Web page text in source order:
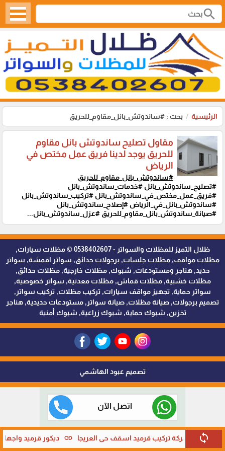
اتصل الآن
search
الرئيسية بحث : #ساندوتش_بانل_مقاوم_للحريق
sync
link شركة تركيب قرميد اسقف حي العريجا link ديكور قرميد
مقاول تصليح ساندوتش بانل مقاوم
للحريق يوجد لدينا فريق عمل مختص في
الرياض
#ساندوتش_بانل_مقاوم_للحريق
#تصليح_ساندوتش_بانل #خدمات_ساندوتش_بانل
#فريق_عمل_مختص_في_ساندوتش_بانل #تركيب_ساندوتش_بانل
#ساندوتش_بانل_في_الرياض #إصلاح_ساندوتش_بانل
#صيانة_ساندوتش_بانل_مقاوم_للحريق #عزل_ساندوتش_بانل...
ظلال التميز للمظلات والسواتر - 0538402607 © مظلات سيارات,
مظلات مواقف, مظلات جلسات, برجولات حدائق, سواتر اقمشة, سواتر
حديد, هناجر ومستودعات, شبوك, مظلات خارجية, مظلات حدائق,
مظلات خشبية, مظلات قماش, مظلات معدنية, سواتر خصوصية,
سواتر حماية, تجهيز مواقف سيارات, تركيب مظلات, تركيب سواتر,
تصميم برجولات, صيانة مظلات, صيانة سواتر, مستودعات حديدية, هناجر
تخزين, شبوك حماية, شبوك زراعية, شبوك أمنية
تصميم عبود الهاشمي